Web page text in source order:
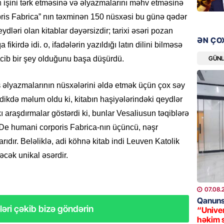
tərk etməsinə və əlyazmalarını məhv etməsinə
Fabrica” ​​nın təxminən 150 nüsxəsi bu günə qədər
olan kitablar dəyərsizdir; tarixi əsəri pozan
fikirdə idi. o, ifadələrin yazıldığı latın dilini bilməsə
bir şey olduğunu başa düşürdü.
nüsxələrini əldə etmək üçün çox səy
məlum oldu ki, kitabın haşiyələrindəki qeydlər
araşdırmalar göstərdi ki, bunlar Vesaliusun təqiblərə
humani corporis Fabrica-nın üçüncü, nəşr
Beləliklə, adi köhnə kitab indi Leuven Katolik
unikal əsərdir.
çəkib bizə göndərin
GÜNDƏM
qədər
ŞOU-
GÜNDƏM
18 il
ƏN
həkim